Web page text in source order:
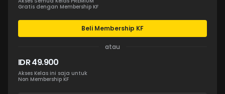
Gratis dengan Membership KF
Beli Membership KF
atau
IDR 49.900
Akses Kelas ini saja untuk
Non Membership KF